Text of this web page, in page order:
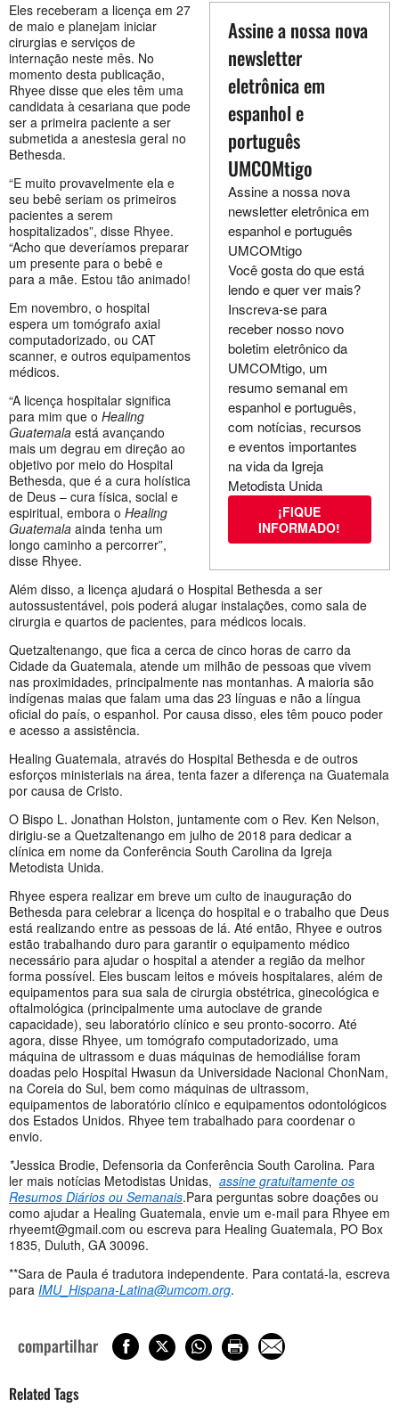
Assine a nossa nova
newsletter
eletrônica em
espanhol e
português
UMCOMtigo
Assine a nossa nova
newsletter eletrônica em
espanhol e português
UMCOMtigo
Você gosta do que está
lendo e quer ver mais?
Inscreva-se para
receber nosso novo
boletim eletrônico da
UMCOMtigo, um
resumo semanal em
espanhol e português,
com notícias, recursos
e eventos importantes
na vida da Igreja
Metodista Unida
¡FIQUE
INFORMADO!
Eles receberam a licença em 27
de maio e planejam iniciar
cirurgias e serviços de
internação neste mês. No
momento desta publicação,
Rhyee disse que eles têm uma
candidata à cesariana que pode
ser a primeira paciente a ser
submetida a anestesia geral no
Bethesda.
“E muito provavelmente ela e
seu bebê seriam os primeiros
pacientes a serem
hospitalizados”, disse Rhyee.
“Acho que deveríamos preparar
um presente para o bebê e
para a mãe. Estou tão animado!
Em novembro, o hospital
espera um tomógrafo axial
computadorizado, ou CAT
scanner, e outros equipamentos
médicos.
“A licença hospitalar significa
para mim que o Healing
Guatemala está avançando
mais um degrau em direção ao
objetivo por meio do Hospital
Bethesda, que é a cura holística
de Deus – cura física, social e
espiritual, embora o Healing
Guatemala ainda tenha um
longo caminho a percorrer”,
disse Rhyee.
Além disso, a licença ajudará o Hospital Bethesda a ser
autossustentável, pois poderá alugar instalações, como sala de
cirurgia e quartos de pacientes, para médicos locais.
Quetzaltenango, que fica a cerca de cinco horas de carro da
Cidade da Guatemala, atende um milhão de pessoas que vivem
nas proximidades, principalmente nas montanhas. A maioria são
indígenas maias que falam uma das 23 línguas e não a língua
oficial do país, o espanhol. Por causa disso, eles têm pouco poder
e acesso a assistência.
Healing Guatemala, através do Hospital Bethesda e de outros
esforços ministeriais na área, tenta fazer a diferença na Guatemala
por causa de Cristo.
O Bispo L. Jonathan Holston, juntamente com o Rev. Ken Nelson,
dirigiu-se a Quetzaltenango em julho de 2018 para dedicar a
clínica em nome da Conferência South Carolina da Igreja
Metodista Unida.
Rhyee espera realizar em breve um culto de inauguração do
Bethesda para celebrar a licença do hospital e o trabalho que Deus
está realizando entre as pessoas de lá. Até então, Rhyee e outros
estão trabalhando duro para garantir o equipamento médico
necessário para ajudar o hospital a atender a região da melhor
forma possível. Eles buscam leitos e móveis hospitalares, além de
equipamentos para sua sala de cirurgia obstétrica, ginecológica e
oftalmológica (principalmente uma autoclave de grande
capacidade), seu laboratório clínico e seu pronto-socorro. Até
agora, disse Rhyee, um tomógrafo computadorizado, uma
máquina de ultrassom e duas máquinas de hemodiálise foram
doadas pelo Hospital Hwasun da Universidade Nacional ChonNam,
na Coreia do Sul, bem como máquinas de ultrassom,
equipamentos de laboratório clínico e equipamentos odontológicos
dos Estados Unidos. Rhyee tem trabalhado para coordenar o
envio.
*Jessica Brodie, Defensoria da Conferência South Carolina. Para
ler mais notícias Metodistas Unidas, assine gratuitamente os
Resumos Diários ou Semanais.Para perguntas sobre doações ou
como ajudar a Healing Guatemala, envie um e-mail para Rhyee em
rhyeemt@gmail.com ou escreva para Healing Guatemala, PO Box
1835, Duluth, GA 30096.
**Sara de Paula é tradutora independente. Para contatá-la, escreva
para IMU_Hispana-Latina@umcom.org.
compartilhar
Related Tags